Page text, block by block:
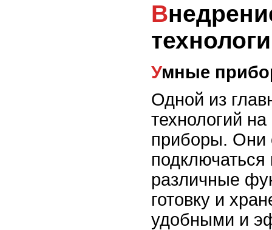
Внедрение новых
Умные
Одной из
технологий
приборы. Они
подключаться
различные
готовку и
удобными и